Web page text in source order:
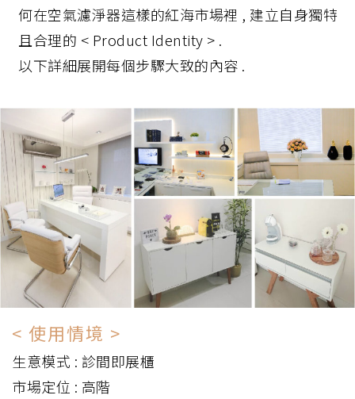
何在空氣濾淨器這樣的紅海市場裡 , 建立自身獨特
且合理的 < Product Identity > .
以下詳細展開每個步驟大致的內容 .
< 使用情境 >
生意模式 : 診間即展櫃
市場定位 : 高階